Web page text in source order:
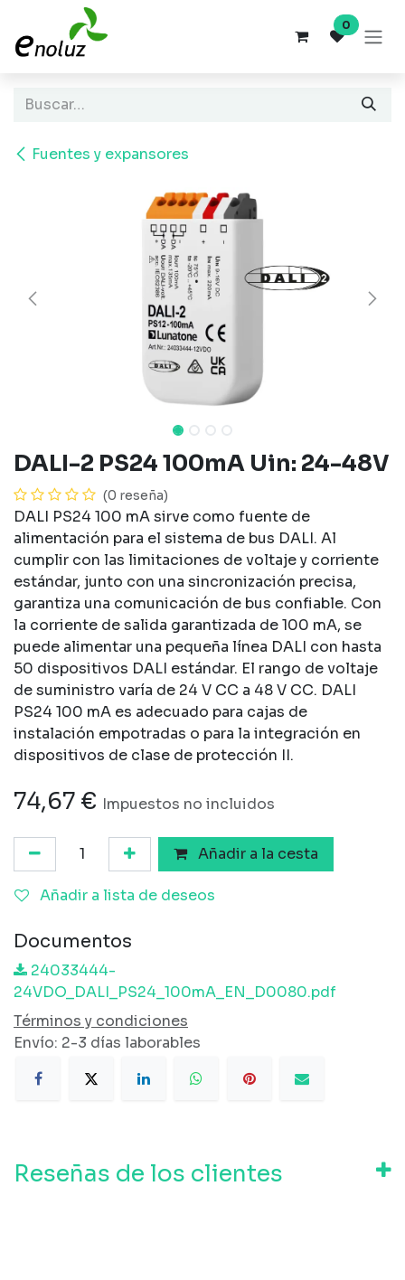
Ir al contenido
0
Fuentes y expansores
DALI-2 PS24 100mA Uin: 24-48V
(0 reseña)
DALI PS24 100 mA sirve como fuente de
alimentación para el sistema de bus DALI. Al
cumplir con las limitaciones de voltaje y corriente
estándar, junto con una sincronización precisa,
garantiza una comunicación de bus confiable. Con
la corriente de salida garantizada de 100 mA, se
puede alimentar una pequeña línea DALI con hasta
50 dispositivos DALI estándar. El rango de voltaje
de suministro varía de 24 V CC a 48 V CC. DALI
PS24 100 mA es adecuado para cajas de
instalación empotradas o para la integración en
dispositivos de clase de protección II.
74,67 € Impuestos no incluidos
Añadir a la cesta
Añadir a lista de deseos
Documentos
24033444-
24VDO_DALI_PS24_100mA_EN_D0080.pdf
Términos y condiciones
Envío: 2-3 días laborables
Reseñas de los clientes